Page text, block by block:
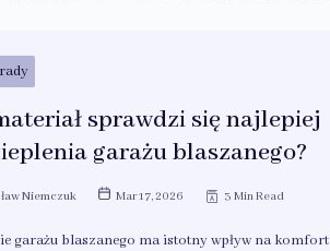
sprawdzi się najlepiej
garażu blaszanego?
Niemczuk Mar 17, 2026 3 Min Read
garażu blaszanego ma istotny wpływ na komfort